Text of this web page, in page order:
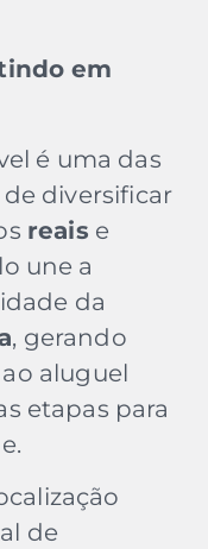
em
é uma das
diversificar
reais e
une a
da
, gerando
aluguel
etapas para
de